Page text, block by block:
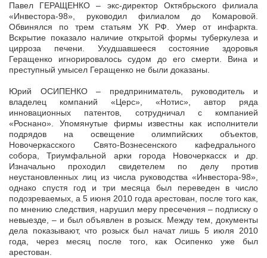
Павел ГЕРАЩЕНКО – экс-директор Октябрьского филиала
«Инвестора-98», руководил филиалом до Комаровой.
Обвинялся по трем статьям УК РФ. Умер от инфаркта.
Вскрытие показало наличие открытой формы туберкулеза и
цирроза печени. Ухудшавшееся состояние здоровья
Геращенко игнорировалось судом до его смерти. Вина и
преступный умысел Геращенко не были доказаны.
Юрий ОСИПЕНКО – предприниматель, руководитель и
владелец компаний «Церс», «Нотис», автор ряда
инновационных патентов, сотрудничал с компанией
«Роснано». Упомянутые фирмы известны как исполнители
подрядов на освещение олимпийских объектов,
Новочеркасского Свято-Вознесенского кафедрального
собора, Триумфальной арки города Новочеркасск и др.
Изначально проходил свидетелем по делу против
неустановленных лиц из числа руководства «Инвестора-98»,
однако спустя год и три месяца был переведен в число
подозреваемых, а 5 июня 2010 года арестован, после того как,
по мнению следствия, нарушил меру пресечения – подписку о
невыезде, – и был объявлен в розыск. Между тем, документы
дела показывают, что розыск был начат лишь 5 июля 2010
года, через месяц после того, как Осипенко уже был
арестован.